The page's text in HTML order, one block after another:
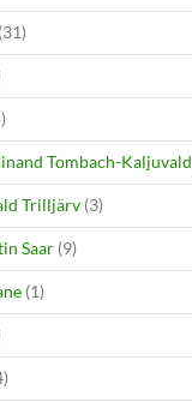
(31)
Tombach-Kaljuvald
Trilljärv (3)
Saar (9)
(1)